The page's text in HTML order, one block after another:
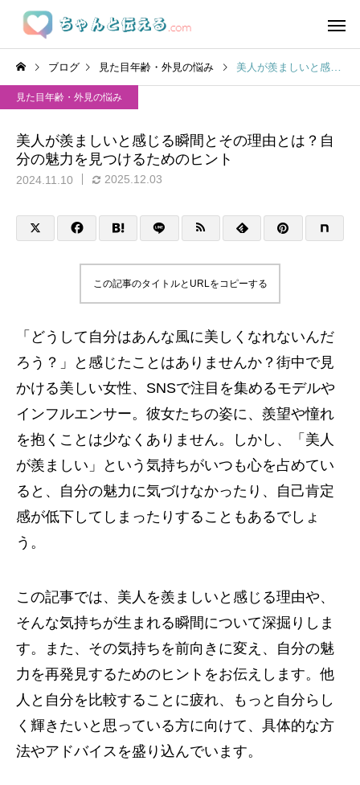
ブログ 見た目年齢・外見の悩み 美人が羨ましいと感じる瞬間とその理由とは？自分の魅力を見つけるためのヒント
見た目年齢・外見の悩み
美人が羨ましいと感じる瞬間とその理由とは？自
分の魅力を見つけるためのヒント
2024.11.10 2025.12.03
この記事のタイトルとURLをコピーする
「どうして自分はあんな風に美しくなれないんだ
ろう？」と感じたことはありませんか？街中で見
かける美しい女性、SNSで注目を集めるモデルや
インフルエンサー。彼女たちの姿に、羨望や憧れ
を抱くことは少なくありません。しかし、「美人
が羨ましい」という気持ちがいつも心を占めてい
ると、自分の魅力に気づけなかったり、自己肯定
感が低下してしまったりすることもあるでしょ
う。
この記事では、美人を羨ましいと感じる理由や、
そんな気持ちが生まれる瞬間について深掘りしま
す。また、その気持ちを前向きに変え、自分の魅
力を再発見するためのヒントをお伝えします。他
人と自分を比較することに疲れ、もっと自分らし
く輝きたいと思っている方に向けて、具体的な方
法やアドバイスを盛り込んでいます。